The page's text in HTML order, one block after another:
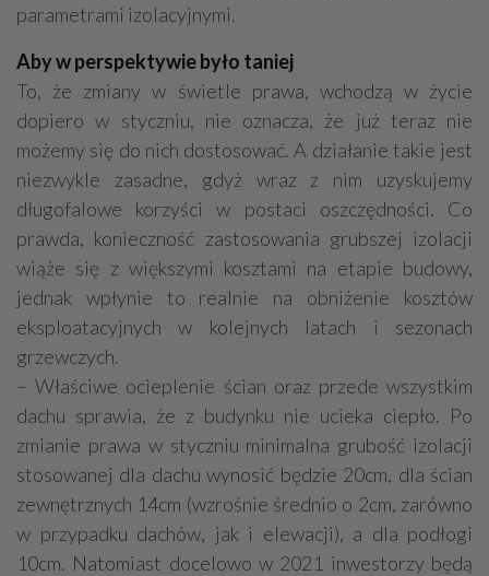
parametrami izolacyjnymi.
Aby w perspektywie było taniej
To, że zmiany w świetle prawa, wchodzą w życie
dopiero w styczniu, nie oznacza, że już teraz nie
możemy się do nich dostosować. A działanie takie jest
niezwykle zasadne, gdyż wraz z nim uzyskujemy
długofalowe korzyści w postaci oszczędności. Co
prawda, konieczność zastosowania grubszej izolacji
wiąże się z większymi kosztami na etapie budowy,
jednak wpłynie to realnie na obniżenie kosztów
eksploatacyjnych w kolejnych latach i sezonach
grzewczych.
– Właściwe ocieplenie ścian oraz przede wszystkim
dachu sprawia, że z budynku nie ucieka ciepło. Po
zmianie prawa w styczniu minimalna grubość izolacji
stosowanej dla dachu wynosić będzie 20cm, dla ścian
zewnętrznych 14cm (wzrośnie średnio o 2cm, zarówno
w przypadku dachów, jak i elewacji), a dla podłogi
10cm. Natomiast docelowo w 2021 inwestorzy będą